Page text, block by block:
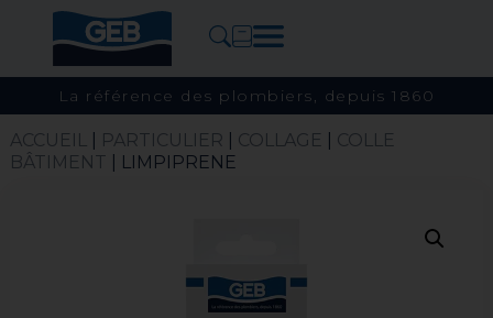
La référence des plombiers, depuis 1860
ACCUEIL| PARTICULIER COLLAGE
COLLE
BÂTIMENT | LIMPIPRENE